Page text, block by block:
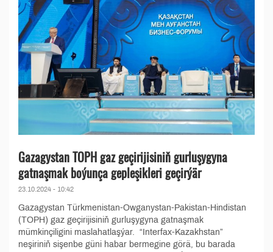
Gazagystan TOPH gaz geçirijisiniň gurluşygyna
gatnaşmak boýunça gepleşikleri geçirýär
23.10.2024 - 10:42
Gazagystan Türkmenistan-Owganystan-Pakistan-Hindistan
(TOPH) gaz geçirijisiniň gurluşygyna gatnaşmak
mümkinçiligini maslahatlaşýar. “Interfax-Kazakhstan”
neşiriniň sişenbe güni habar bermegine görä, bu barada